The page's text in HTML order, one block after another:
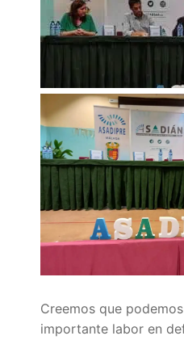
Creemos que
importante labor en